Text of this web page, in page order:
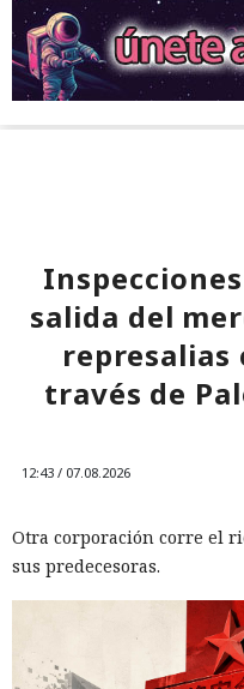
salida del
represalias
través de
12:43 / 07.08.2026
Otra corporación corre el
sus predecesoras.